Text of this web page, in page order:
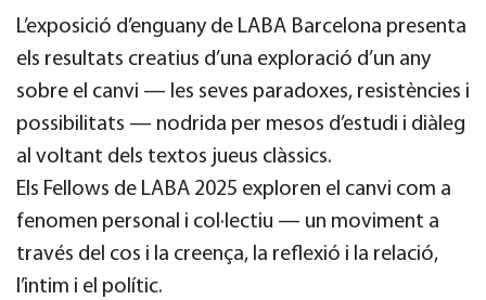
L’exposició d’enguany de LABA Barcelona presenta
els resultats creatius d’una exploració d’un any
sobre el canvi — les seves paradoxes, resistències i
possibilitats — nodrida per mesos d’estudi i diàleg
al voltant dels textos jueus clàssics.
Els Fellows de LABA 2025 exploren el canvi com a
fenomen personal i col·lectiu — un moviment a
través del cos i la creença, la reflexió i la relació,
l’intim i el polític.